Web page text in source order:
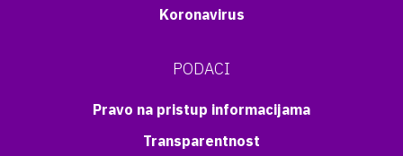
Koronavirus
PODACI
Pravo na pristup informacijama
Transparentnost